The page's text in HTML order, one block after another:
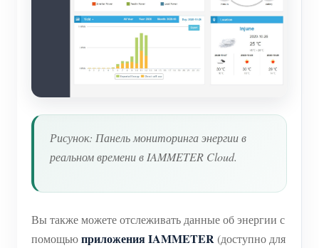
Рисунок: Панель мониторинга энергии в
реальном времени в IAMMETER Cloud.
Вы также можете отслеживать данные об энергии с
помощьюприложения IAMMETER(доступно для